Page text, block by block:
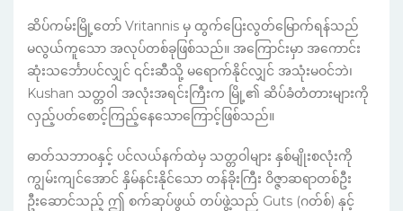
ဆိပ်ကမ်းမြို့တော် Vritannis မှ ထွက်ပြေးလွတ်မြောက်ရန်သည်
မလွယ်ကူသော အလုပ်တစ်ခုဖြစ်သည်။ အကြောင်းမှာ အကောင်း
ဆုံးသင်္ဘောပင်လျှင် ၎င်းဆီသို့ မရောက်နိုင်လျှင် အသုံးမဝင်ဘဲ၊
Kushan သတ္တဝါ အလုံးအရင်းကြီးက မြို့၏ ဆိပ်ခံတံတားများကို
လှည့်ပတ်စောင့်ကြည့်နေသောကြောင့်ဖြစ်သည်။
ဓာတ်သဘာဝနှင့် ပင်လယ်နက်ထဲမှ သတ္တဝါများ နှစ်မျိုးစလုံးကို
ကျွမ်းကျင်အောင် နှိမ်နင်းနိုင်သော တန်ခိုးကြီး ဝိဇ္ဇာဆရာတစ်ဦး
ဦးဆောင်သည့် ဤ စက်ဆုပ်ဖွယ် တပ်ဖွဲ့သည် Guts (ဂတ်စ်) နှင့်